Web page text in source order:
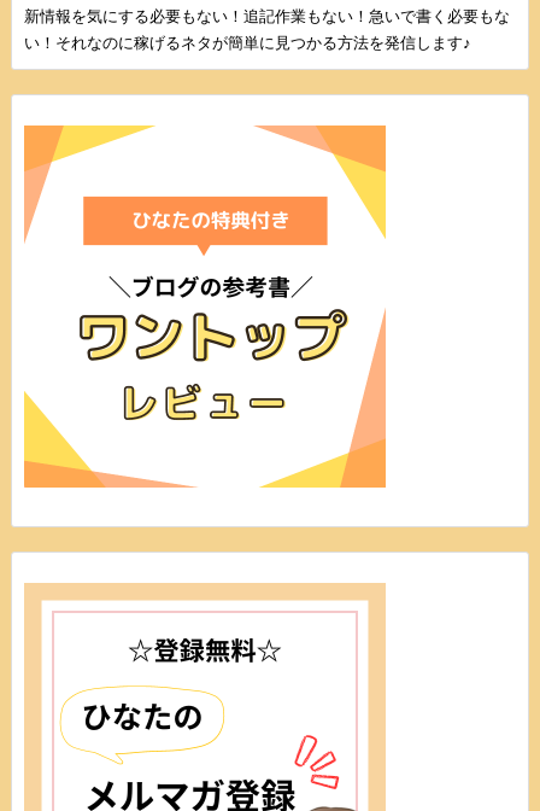
新情報を気にする必要もない！追記作業もない！急いで書く必要もな
い！それなのに稼げるネタが簡単に見つかる方法を発信します♪